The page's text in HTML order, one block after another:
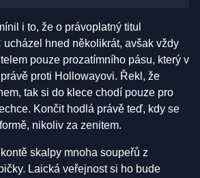
i to, že o právoplatný titul
hned několikrát, avšak vždy
pouze prozatímního pásu, který v
proti Hollowayovi. Řekl, že
tak si do klece chodí pouze pro
Končit hodlá právě teď, kdy se
nikoliv za zenitem.
skalpy mnoha soupeřů z
Laická veřejnost si ho bude